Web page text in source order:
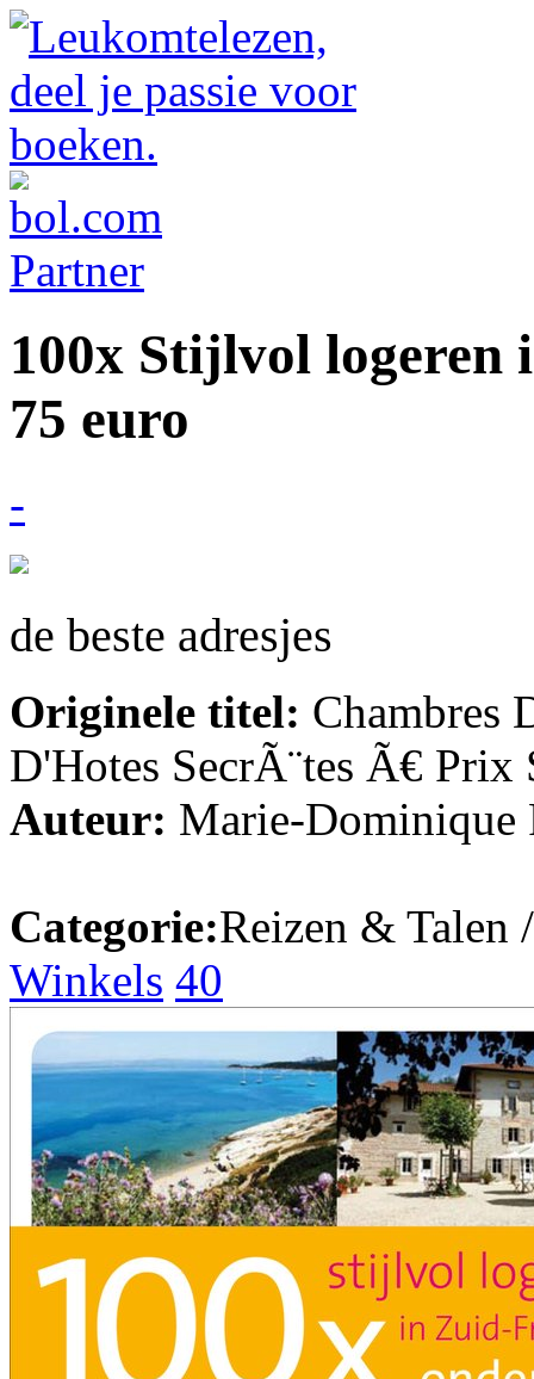
100x Stijlvol
75 euro
-
de beste adresjes
Originele titel: Chambres
D'Hotes SecrÃ¨tes Ã€ Prix
Auteur: Marie-Dominique
Categorie:Reizen & Talen
Winkels 40